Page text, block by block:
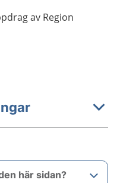
av Region
här sidan?